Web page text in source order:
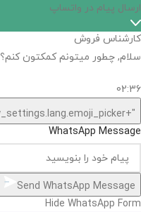
ارسال پیام در واتساپ
کارشناس فروش
سلام, چطور میتونم کمکتون کنم؟
02:36
"+chaty_settings.lang.emoji_picker+"
WhatsApp Message
Send WhatsApp Message
Hide WhatsApp Form